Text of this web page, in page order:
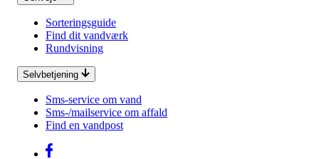
Sorteringsguide
Find dit vandværk
Rundvisning
Selvbetjening
Sms-service om vand
Sms-/mailservice om affald
Find en vandpost